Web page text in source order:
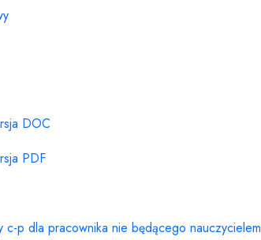
DOC
PDF
p dla pracownika nie będącego nauczycielem